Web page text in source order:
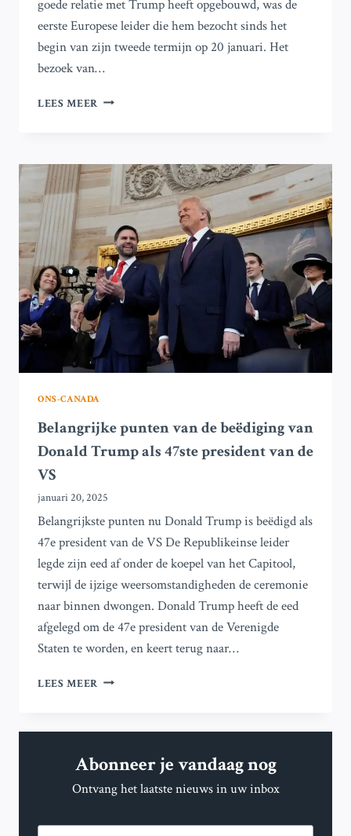
goede relatie met Trump heeft opgebouwd, was de
eerste Europese leider die hem bezocht sinds het
begin van zijn tweede termijn op 20 januari. Het
bezoek van…
LEES MEER BELANGRIJKE
ONTMOETING
TUSSEN
DONALD
TRUMP
EN
EMMANUEL
MACRON
ONS-CANADA
Belangrijke punten van de beëdiging van
Donald Trump als 47ste president van de
VS
januari 20, 2025
Belangrijkste punten nu Donald Trump is beëdigd als
47e president van de VS De Republikeinse leider
legde zijn eed af onder de koepel van het Capitool,
terwijl de ijzige weersomstandigheden de ceremonie
naar binnen dwongen. Donald Trump heeft de eed
afgelegd om de 47e president van de Verenigde
Staten te worden, en keert terug naar…
LEES MEER BELANGRIJKE
DE
VAN
TRUMP
47STE
Abonneer je vandaag nog
Ontvang het laatste nieuws in uw inbox